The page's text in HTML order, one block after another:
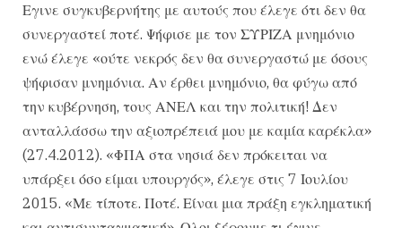
Εγινε συγκυβερνήτης με αυτούς που έλεγε ότι δεν θα
συνεργαστεί ποτέ. Ψήφισε με τον ΣΥΡΙΖΑ μνημόνιο
ενώ έλεγε «ούτε νεκρός δεν θα συνεργαστώ με όσους
ψήφισαν μνημόνια. Αν έρθει μνημόνιο, θα φύγω από
την κυβέρνηση, τους ΑΝΕΛ και την πολιτική! Δεν
ανταλλάσσω την αξιοπρέπειά μου με καμία καρέκλα»
(27.4.2012). «ΦΠΑ στα νησιά δεν πρόκειται να
υπάρξει όσο είμαι υπουργός», έλεγε στις 7 Ιουλίου
2015. «Με τίποτε. Ποτέ. Είναι μια πράξη εγκληματική